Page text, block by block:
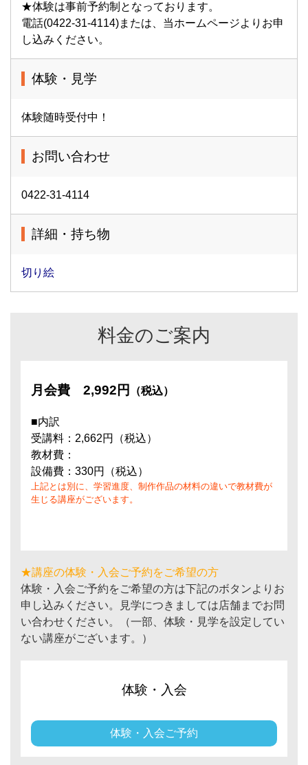
★体験は事前予約制となっております。
電話(0422-31-4114)または、当ホームページよりお申
し込みください。
体験・見学
体験随時受付中！
お問い合わせ
0422-31-4114
詳細・持ち物
切り絵
料金のご案内
月会費 2,992円 （税込）
■内訳
受講料：2,662円（税込）
教材費：
設備費：330円（税込）
上記とは別に、学習進度、制作作品の材料の違いで教材費が
生じる講座がございます。
★講座の体験・入会ご予約をご希望の方
体験・入会ご予約をご希望の方は下記のボタンよりお
申し込みください。見学につきましては店舗までお問
い合わせください。（一部、体験・見学を設定してい
ない講座がございます。）
体験・入会
体験・入会ご予約